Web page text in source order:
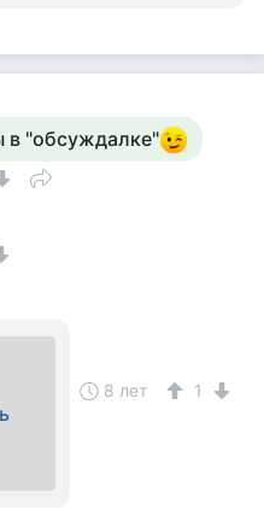
в "обсуждалке"
8 лет 1